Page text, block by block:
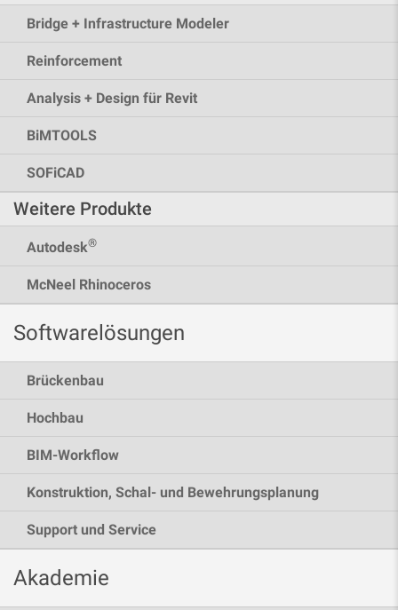
Bridge + Infrastructure Modeler
Reinforcement
Analysis + Design für Revit
BiMTOOLS
SOFiCAD
Weitere Produkte
Autodesk®
McNeel Rhinoceros
Softwarelösungen
Brückenbau
Hochbau
BIM-Workflow
Konstruktion, Schal- und Bewehrungsplanung
Support und Service
Akademie